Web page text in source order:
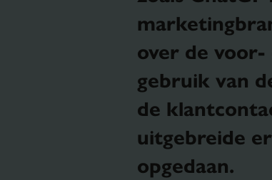
over de
gebruik van
de
uitgebreide
opgedaan.